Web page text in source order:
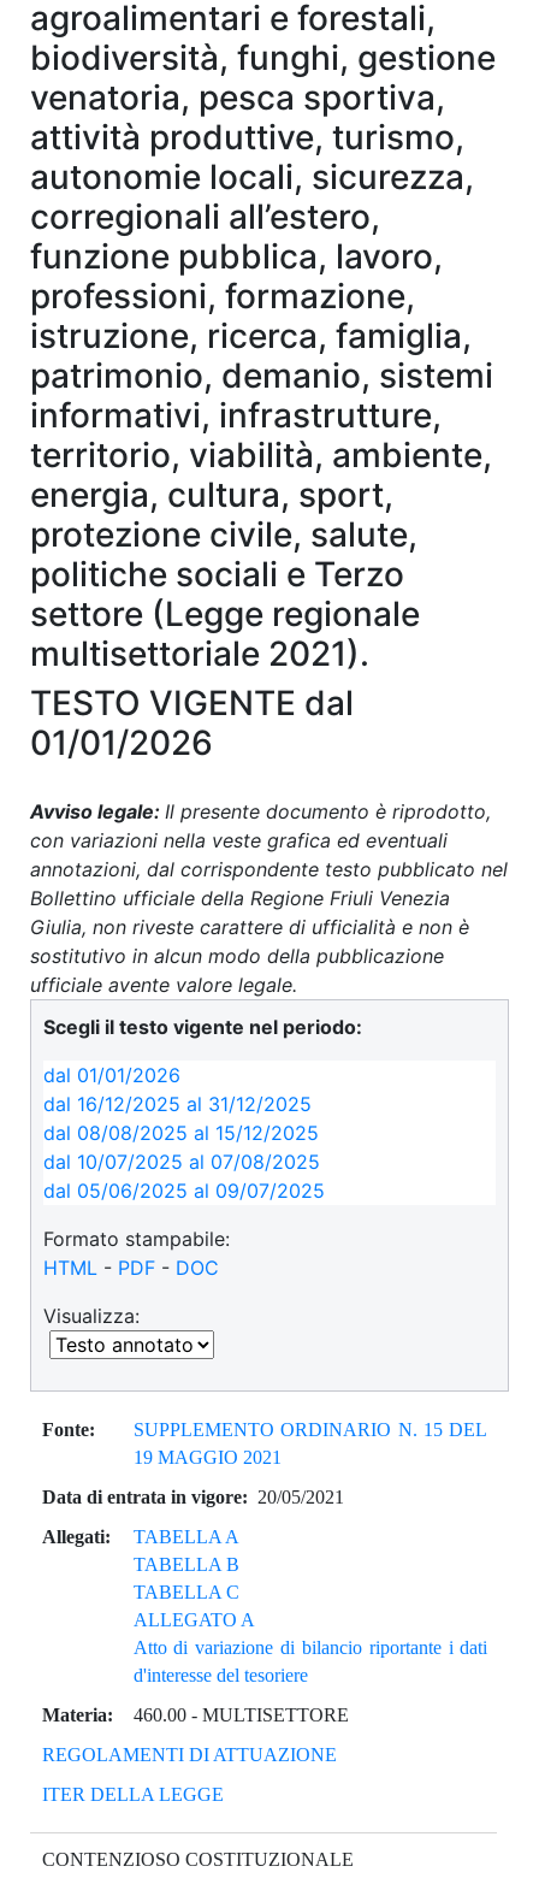
agroalimentari e forestali,
biodiversità, funghi, gestione
venatoria, pesca sportiva,
attività produttive, turismo,
autonomie locali, sicurezza,
corregionali all’estero,
funzione pubblica, lavoro,
professioni, formazione,
istruzione, ricerca, famiglia,
patrimonio, demanio, sistemi
informativi, infrastrutture,
territorio, viabilità, ambiente,
energia, cultura, sport,
protezione civile, salute,
politiche sociali e Terzo
settore (Legge regionale
multisettoriale 2021).
TESTO VIGENTE dal
01/01/2026
Avviso legale: Il presente documento è riprodotto,
con variazioni nella veste grafica ed eventuali
annotazioni, dal corrispondente testo pubblicato nel
Bollettino ufficiale della Regione Friuli Venezia
Giulia, non riveste carattere di ufficialità e non è
sostitutivo in alcun modo della pubblicazione
ufficiale avente valore legale.
Scegli il testo vigente nel periodo:
dal 01/01/2026
dal 16/12/2025 al 31/12/2025
dal 08/08/2025 al 15/12/2025
dal 10/07/2025 al 07/08/2025
dal 05/06/2025 al 09/07/2025
dal 12/08/2023 al 13/05/2024
dal 01/01/2023 al 11/08/2023
dal 04/08/2022 al 31/12/2022
dal 14/06/2022 al 03/08/2022
dal 01/01/2022 al 13/06/2022
dal 10/12/2021 al 31/12/2021
dal 06/11/2021 al 09/12/2021
dal 12/08/2021 al 05/11/2021
Formato stampabile:
HTML - PDF - DOC
Visualizza:
Fonte:
SUPPLEMENTO ORDINARIO N. 15 DEL
19 MAGGIO 2021
Data di entrata in vigore: 20/05/2021
Allegati:
TABELLA A
TABELLA B
TABELLA C
ALLEGATO A
Atto di variazione di bilancio riportante i dati
d'interesse del tesoriere
Materia:
460.00- MULTISETTORE
REGOLAMENTI DI ATTUAZIONE
ITER DELLA LEGGE
CONTENZIOSO COSTITUZIONALE